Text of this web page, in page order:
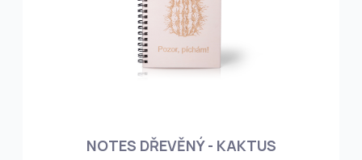
NOTES DŘEVĚNÝ - KAKTUS